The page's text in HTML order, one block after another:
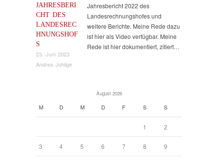
JAHRESBERI
CHT DES
LANDESREC
HNUNGSHOF
S
23. Juni 2023
Andrea Johlige
Jahresbericht 2022 des
Landesrechnungshofes und
weitere Berichte. Meine Rede dazu
ist hier als Video verfügbar. Meine
Rede ist hier dokumentiert, zitiert…
August 2026
M D M D F S S
1 2
3 4 5 6 7 8 9